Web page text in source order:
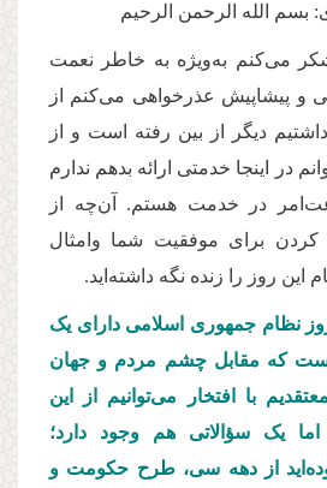
بسم الله الرحمن الرحیم
می‌کنم به‌ویژه به خاطر نعمت
و پیشاپیش عذرخواهی می‌کنم از
دیگر از بین رفته است و از
در اینجا خدمتی ارائه بدهم ندارم
در خدمت هستم. آن‌چه از
کردن برای موفقیت شما و‌امثال
روز را زنده نگه داشته‌اید.
9دی:‌امروز نظام جمهوری اسلامی دارای یک
که مقابل چشم مردم و جهان
با افتخار می‌توانیم از این
یک سؤالاتی هم وجود دارد؛
از دهه سی، طرح حکومت و